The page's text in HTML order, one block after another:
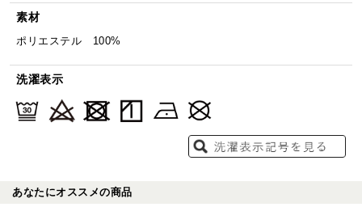
素材
ポリエステル 100%
洗濯表示
あなたにオススメの商品